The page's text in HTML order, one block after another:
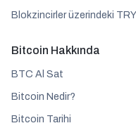
Blokzincirler üzerindeki
Bitcoin Hakkında
BTC Al Sat
Bitcoin Nedir?
Bitcoin Tarihi